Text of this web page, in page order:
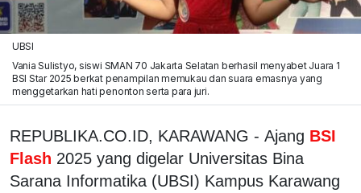
UBSI
Vania Sulistyo, siswi SMAN 70 Jakarta Selatan berhasil menyabet Juara 1
BSI Star 2025 berkat penampilan memukau dan suara emasnya yang
menggetarkan hati penonton serta para juri.
REPUBLIKA.CO.ID, KARAWANG - Ajang BSI
Flash 2025 yang digelar Universitas Bina
Sarana Informatika (UBSI) Kampus Karawang